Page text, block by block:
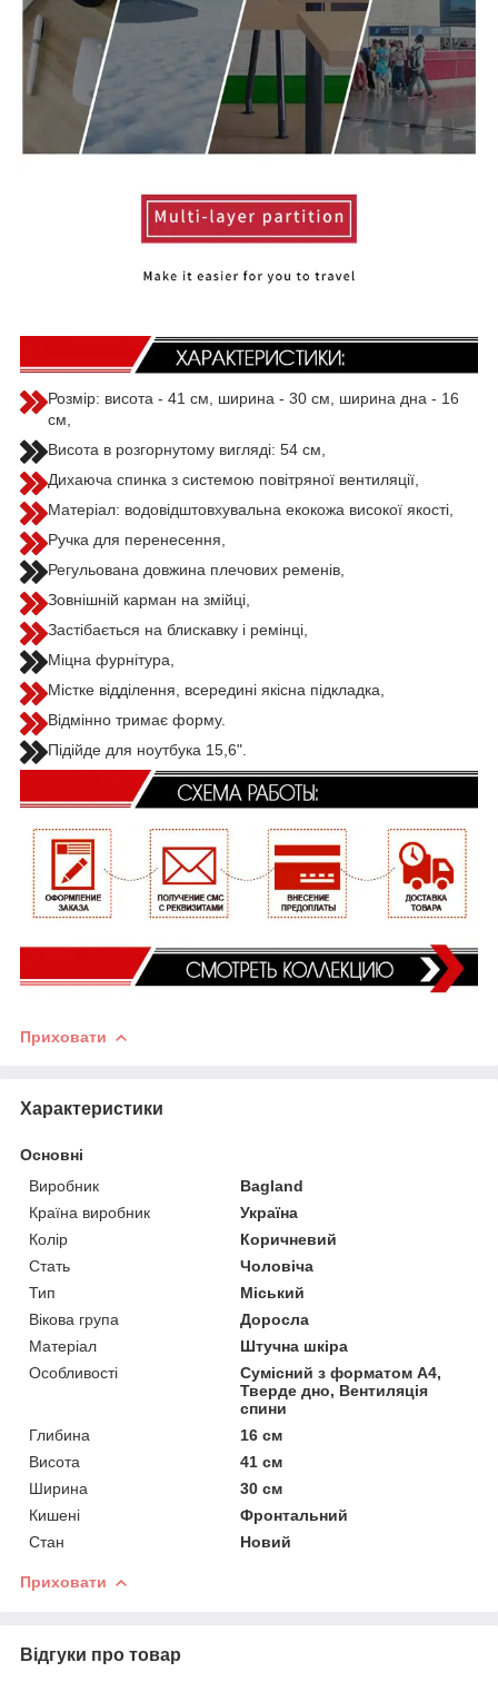
Розмір: висота - 41 см, ширина - 30 см, ширина дна - 16
см,
Висота в розгорнутому вигляді: 54 см,
Дихаюча спинка з системою повітряної вентиляції,
Матеріал: водовідштовхувальна екокожа високої якості,
Ручка для перенесення,
Регульована довжина плечових ременів,
Зовнішній карман на змійці,
Застібається на блискавку і ремінці,
Міцна фурнітура,
Містке відділення, всередині якісна підкладка,
Відмінно тримає форму.
Підійде для ноутбука 15,6".
Приховати
Характеристики
Основні
Виробник
Bagland
Країна виробник
Україна
Колір
Коричневий
Стать
Чоловіча
Тип
Міський
Вікова група
Доросла
Матеріал
Штучна шкіра
Особливості
Сумісний з форматом А4,
Тверде дно, Вентиляція
спини
Глибина
16 см
Висота
41 см
Ширина
30 см
Кишені
Фронтальний
Стан
Новий
Приховати
Відгуки про товар